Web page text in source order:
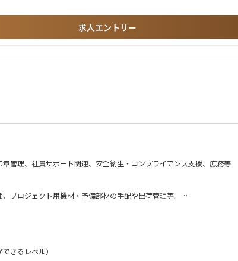
ルに感じる事が出来ます。
客満足度を高める営業活動に注力できます。
、通信規格など）を学ぶことができるため、単なるモノ売りではなく
指したい方
求人エントリー
管理、社員サポート関連、安全衛生・コンプライアンス支援、庶務等
プロジェクト用機材・予備部材の手配や出荷管理等。
きるレベル）